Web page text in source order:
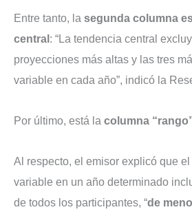
Entre tanto, la segunda columna
central : “La tendencia central
proyecciones más altas y las tres
variable en cada año”, indicó la
Por último, está la columna
Al respecto, el emisor explicó que
variable en un año determinado
de todos los participantes, “de